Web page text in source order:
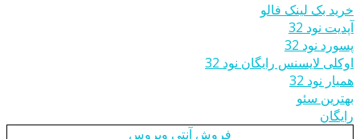
خرید بک لینک فالو
آپدیت نود 32
پسورد نود 32
اوکلی لایسنس رایگان نود 32
همیار نود 32
بهترین سئو
رایگان
فروش آنتی ویروس